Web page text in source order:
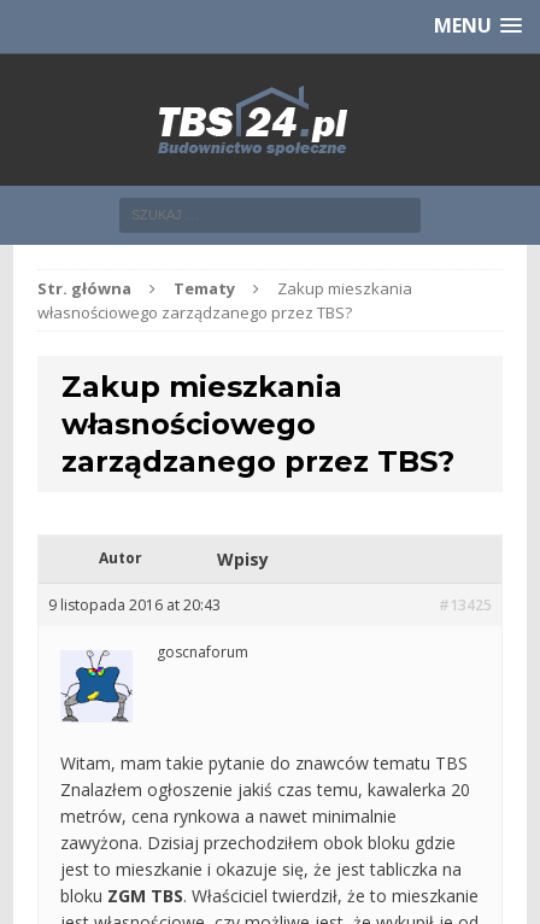
CHCĘ [klik]MENU
Str. główna Tematy
Zakup mieszkania
własnościowego zarządzanego przez TBS?
Zakup mieszkania
własnościowego
zarządzanego przez TBS?
Autor Wpisy
9 listopada 2016 at 20:43 #13425
goscnaforum
Witam, mam takie pytanie do znawców tematu TBS
Znalazłem ogłoszenie jakiś czas temu, kawalerka 20
metrów, cena rynkowa a nawet minimalnie
zawyżona. Dzisiaj przechodziłem obok bloku gdzie
jest to mieszkanie i okazuje się, że jest tabliczka na
bloku ZGM TBS. Właściciel twierdził, że to mieszkanie